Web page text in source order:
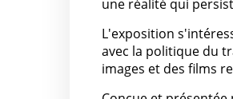
une réalité qui
L'exposition
avec la politique du
images et des films